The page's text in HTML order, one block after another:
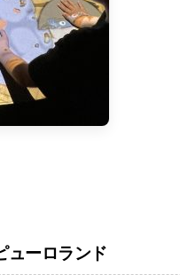
ューロランド